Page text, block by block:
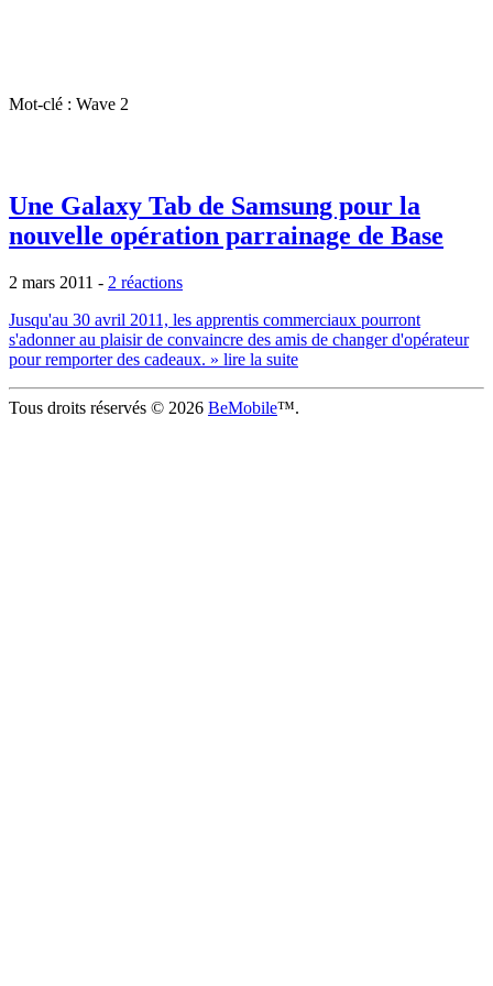
Mot-clé : Wave 2
Une Galaxy Tab de Samsung pour la
nouvelle opération parrainage de Base
2 mars 2011 - 2 réactions
Jusqu'au 30 avril 2011, les apprentis commerciaux pourront
s'adonner au plaisir de convaincre des amis de changer d'opérateur
pour remporter des cadeaux. » lire la suite
Tous droits réservés © 2026 BeMobile™.